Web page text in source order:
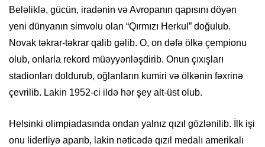
Beləliklə, gücün, iradənin və Avropanın qapısını döyən
yeni dünyanın simvolu olan “Qırmızı Herkul” doğulub.
Novak təkrar-təkrar qalib gəlib. O, on dəfə ölkə çempionu
olub, onlarla rekord müəyyənləşdirib. Onun çıxışları
stadionları doldurub, oğlanların kumiri və ölkənin fəxrinə
çevrilib. Lakin 1952-ci ildə hər şey alt-üst olub.
Helsinki olimpiadasında ondan yalnız qızıl gözlənilib. İlk işi
onu liderliyə aparıb, lakin nəticədə qızıl medalı amerikalı